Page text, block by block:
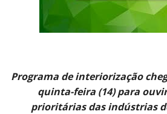
A FOLHA REGIONAL DIGITAL
Programa de interiorização
quinta-feira (14) para
prioritárias das indústrias